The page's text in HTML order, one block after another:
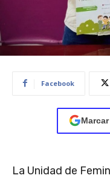
Facebook
La Unidad de